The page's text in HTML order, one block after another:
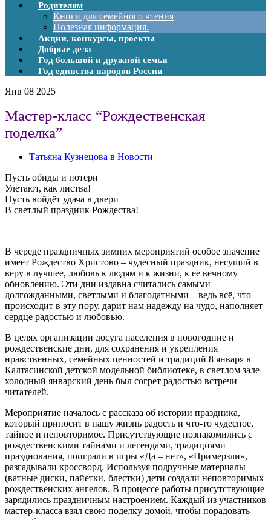
Родителям
Книги для семейного чтения
Полезная информация.
Акции, конкурсы, проекты
Добрые дела
Год большой и дружной семьи
Год единства народов России
Янв 08 2025
Мастер-класс “Рождественская
поделка”
Татьяна Кузнецова в Новости
Пусть обиды и потери
Улетают, как листва!
Пусть войдёт удача в двери
В светлый праздник Рождества!
В череде праздничных зимних мероприятий особое значение
имеет Рождество Христово – чудесный праздник, несущий в
веру в лучшее, любовь к людям и к жизни, к ее вечному
обновлению. Эти дни издавна считались самыми
долгожданными, светлыми и благодатными – ведь всё, что
происходит в эту пору, дарит нам надежду на чудо, наполняет
сердце радостью и любовью.
В целях организации досуга населения в новогодние и
рождественские дни, для сохранения и укрепления
нравственных, семейных ценностей и традиций 8 января в
Калтасинской детской модельной библиотеке, в светлом зале
холодный январский день был согрет радостью встречи
читателей.
Мероприятие началось с рассказа об истории праздника,
который приносит в нашу жизнь радость и что-то чудесное,
тайное и неповторимое. Присутствующие познакомились с
рождественскими тайнами и легендами, традициями
празднования, поиграли в игры «Да – нет», «Примерзли»,
разгадывали кроссворд. Используя подручные материалы
(ватные диски, пайетки, блестки) дети создали неповторимых
рождественских ангелов. В процессе работы присутствующие
зарядились праздничным настроением. Каждый из участников
мастер-класса взял свою поделку домой, чтобы порадовать